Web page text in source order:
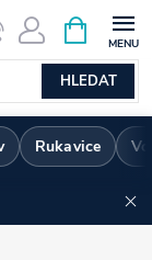
HLEDAT
NÁKUPNÍ
KOŠÍK
Rukavice